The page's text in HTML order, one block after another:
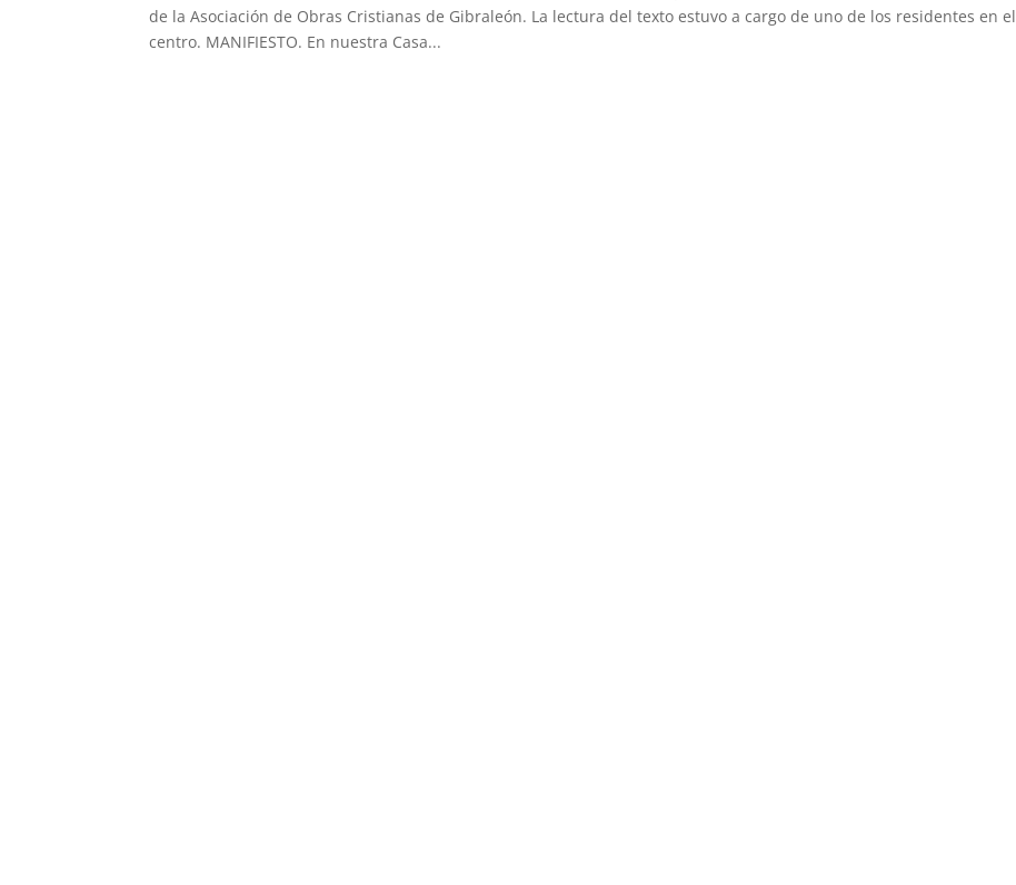
de la Asociación de Obras Cristianas de Gibraleón. La lectura del texto estuvo a cargo de uno de los residentes en el
centro. MANIFIESTO. En nuestra Casa...